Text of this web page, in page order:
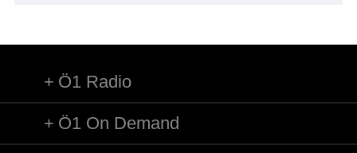
Ö1 Radio
Ö1 On Demand